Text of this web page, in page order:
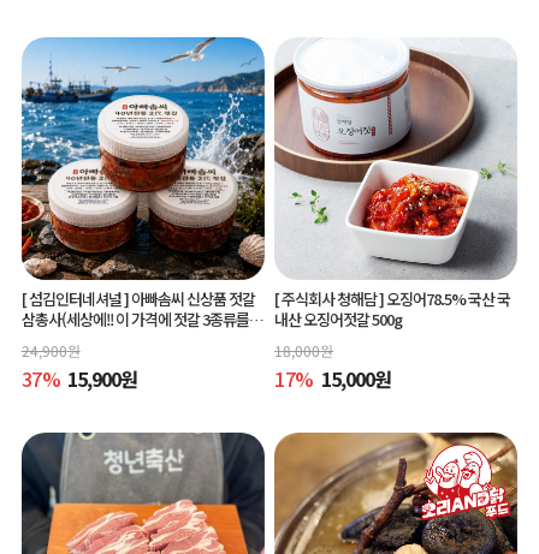
[ 섬김인터네셔널 ]아빠솜씨 신상품 젓갈
삼총사(세상에!! 이 가격에 젓갈 3종류를?)
24,900원
37% 15,900원
[ 주식회사 청해담 ]오징어78.5% 국산 국
내산 오징어젓갈 500g
18,000원
17% 15,000원